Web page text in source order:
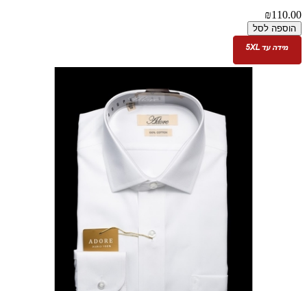
₪110.00
הוספה לסל